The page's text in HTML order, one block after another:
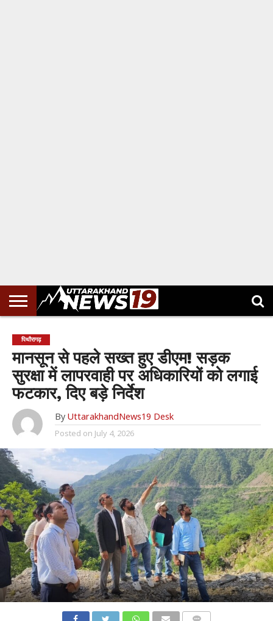
पिथौरागढ़
मानसून से पहले सख्त हुए डीएम! सड़क
सुरक्षा में लापरवाही पर अधिकारियों को लगाई
फटकार, दिए बड़े निर्देश
By UttarakhandNews19 Desk
Posted on July 4, 2026